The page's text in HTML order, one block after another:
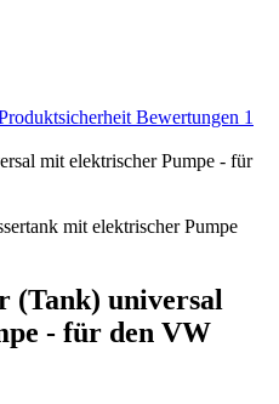
Bewertungen 1
mit elektrischer Pumpe - für
mit elektrischer Pumpe
(Tank) universal
- für den VW